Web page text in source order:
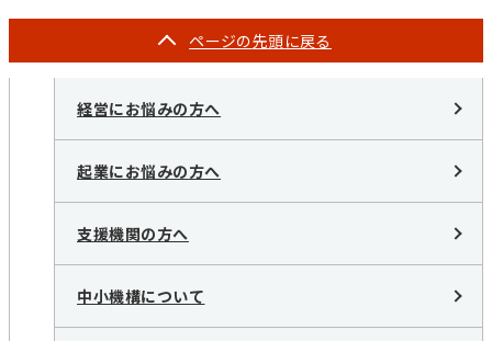
ページの先頭に戻る
経営にお悩みの方へ
起業にお悩みの方へ
支援機関の方へ
中小機構について